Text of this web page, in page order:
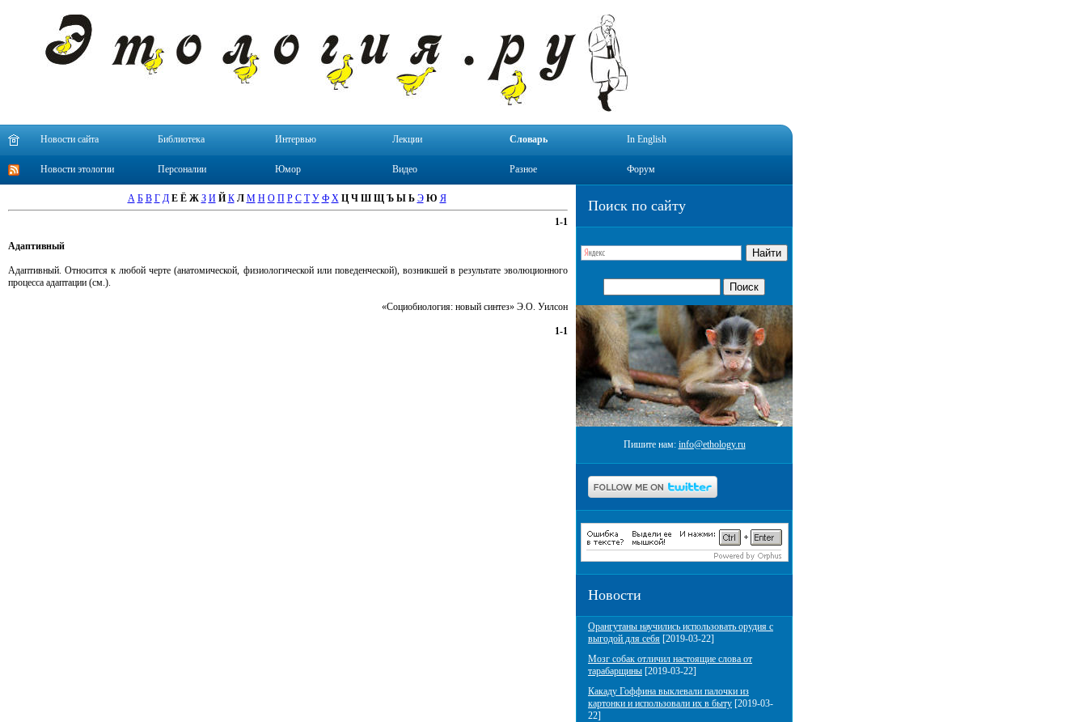
Новости сайта Библиотека Интервью Лекции Словарь In English
Новости этологии Персоналии Юмор Видео Разное Форум
Поиск по сайту
Пишите нам: info@ethology.ru
Новости
Орангутаны научились использовать орудия с
выгодой для себя [2019-03-22]
Мозг собак отличил настоящие слова от
тарабарщины [2019-03-22]
Какаду Гоффина выклевали палочки из
картонки и использовали их в быту [2019-03-
22]
А Б В Г Д Е Ё Ж З И Й К Л М Н О П Р С Т У Ф Х Ц Ч Ш Щ Ъ Ы Ь Э Ю Я
1-1
Адаптивный
Адаптивный. Относится к любой черте (анатомической, физиологической или поведенческой), возникшей в результате эволюционного
процесса адаптации (см.).
«Социобиология: новый синтез» Э.О. Уилсон
1-1